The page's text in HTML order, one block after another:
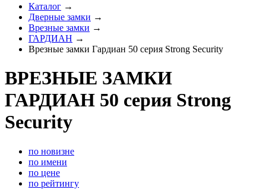
Каталог →
Дверные замки →
Врезные замки →
ГАРДИАН →
Врезные замки Гардиан 50 серия Strong Security
ВРЕЗНЫЕ ЗАМКИ
ГАРДИАН 50 серия Strong
Security
по новизне
по имени
по цене
по рейтингу